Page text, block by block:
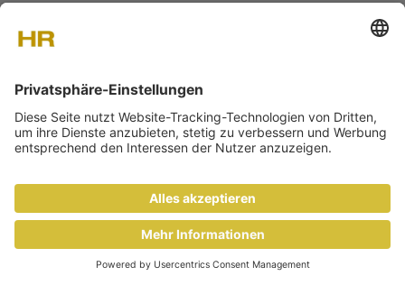
Frage: Wie sieht ethische Führung im KI-Zeitalter aus? Ein
Gespräch über Verantwortung, Fehlerkultur und
Interview mit Arianne Hasler
«Ich erlebe Altersdiversität
weniger als Trend, sondern
als Widerspruch»
Image
In Zeiten des Fachkräftemangels gewinnt Altersdiversität
stetig an Relevanz. Arianne Hasler, Chief People & Culture von
Galenica, erklärt und reflektiert das eigene Erfolgskonzept –
und erzählt die Geschichten von Ueli und Sabine.